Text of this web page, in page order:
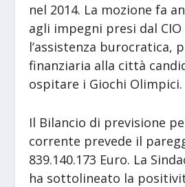
nel 2014. La mozione fa
agli impegni presi dal
l’assistenza burocratica,
finanziaria alla città
ospitare i Giochi Olimpici.
Il Bilancio di previsione
corrente prevede il
839.140.173 Euro. La
ha sottolineato la